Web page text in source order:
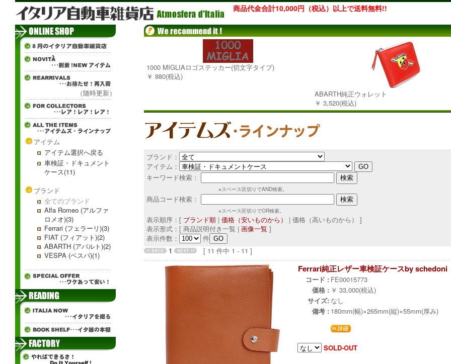
商品代金合計10,000円（税込）以上で送料無料!!
（随時更新）
アイテム
アイテム選択へ戻る
車検証・ドキュメント
ケース(11)
ブランド
全てのブランド
Alfa Romeo (アルファ
ロメオ)(3)
Ferrari (フェラーリ)(3)
FIAT (フィアット)(2)
ABARTH (アバルト)(2)
VESPA (ベスパ)(1)
1000 MIGLIAロゴステッカー(切文字タイプ)
￥ 880(税込)
ABARTH純正ウォレット
￥ 3,520(税込)
ブランド：
アイテム：
キーワード検索：
※スペース区切りでAND検索。
商品コード検索：
※スペース区切りでOR検索。
表示順序：[ ブランド順 | 価格（安いものから）
| 価格（高いものから） ]
表示形式：[ 商品説明付き一覧 | 画像一覧 ]
表示件数：
件
1
[ 11 件中 1 - 11 ]
Ferrari純正レザー車検証ケースby schedoni
コード : FE00015773
価格 : ￥ 33,000(税込)
サイズ: なし
備考 : 180mm(幅)×265mm(縦)×55mm(厚み)
SOLD-OUT